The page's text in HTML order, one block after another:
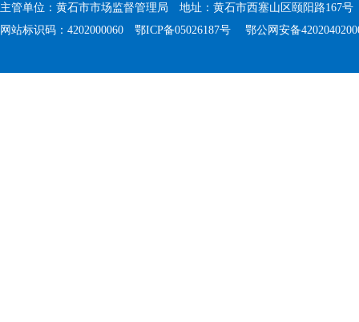
主管单位：黄石市市场监督管理局 地址：黄石市西塞山区颐阳路167号
网站标识码：4202000060 鄂ICP备05026187号 鄂公网安备